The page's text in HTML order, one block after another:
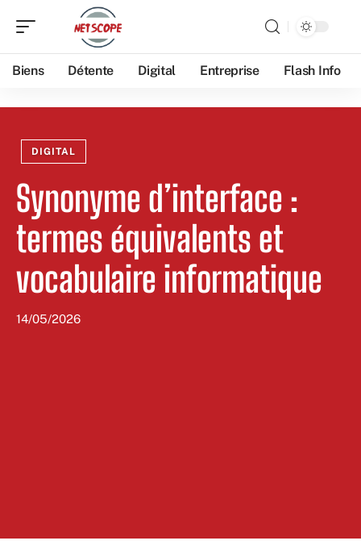
Biens Détente Digital Entreprise Flash Info
DIGITAL
Synonyme d’interface :
termes équivalents et
vocabulaire informatique
14/05/2026